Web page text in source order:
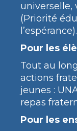
universelle,
(Priorité
l’espérance).
Pour les
Tout au
actions
jeunes :
repas
Pour les